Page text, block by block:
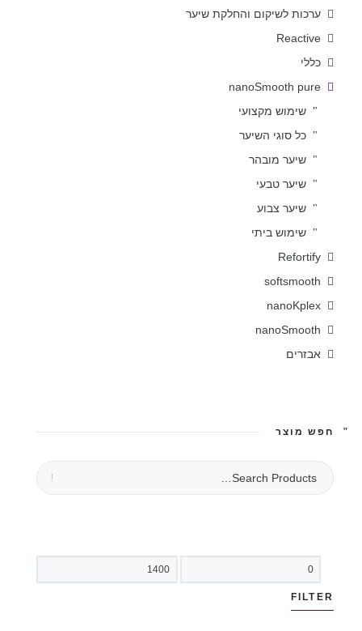
ערכות לשיקום והחלקת שיער
Reactive
כללי
nanoSmooth pure
שימוש מקצועי
כל סוגי השיער
שיער מובהר
שיער טבעי
שיער צבוע
שימוש ביתי
Refortify
softsmooth
nanoKplex
nanoSmooth
אבזרים
חפש מוצר
FILTER